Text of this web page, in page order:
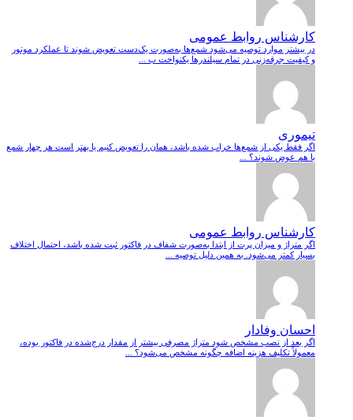
کارشناس روابط عمومی
در بیشتر موارد توصیه می‌شود شمع‌ها به‌صورت یک‌دست تعویض شوند تا عملکرد موتور
و کیفیت جرقه‌زنی در تمام سیلندرها یکنواخت ب ...
تیموری
اگر فقط یکی از شمع‌ها خراب شده باشد، همان را تعویض کنیم یا بهتر است هر چهار شمع
با هم عوض شوند؟ ...
کارشناس روابط عمومی
اگر متراژ و میزان پرت از ابتدا به‌صورت شفاف در فاکتور ثبت شده باشد، احتمال اختلاف
بسیار کمتر می‌شود. به همین دلیل توصیه ...
احسان وفادار
اگر بعد از نصب مشخص شود متراژ مصرفی بیشتر از مقدار درج‌شده در فاکتور بوده،
معمولاً تکلیف هزینه اضافه چگونه مشخص می‌شود؟ ...